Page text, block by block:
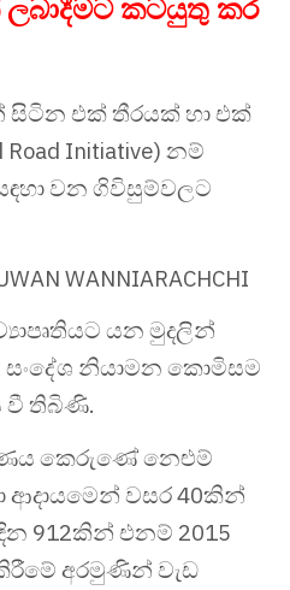
කටයුතු කර
සිටින එක් තීරයක් හා එක්
Initiative) නම්
වන ගිවිසුම්වලට
WANNIARACHCHI
යන මුදලින්
සංදේශ නියාමන කොමිසම
වී තිබිණි.
කෙරුණේ නෙළුම්
වසර 40කින්
912කින් එනම් 2015
අරමුණින් වැඩ